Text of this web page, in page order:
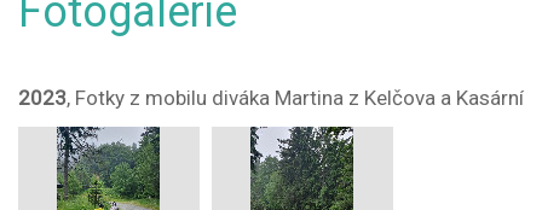
Fotogalerie
2023, Fotky z mobilu diváka Martina z Kelčova a Kasární